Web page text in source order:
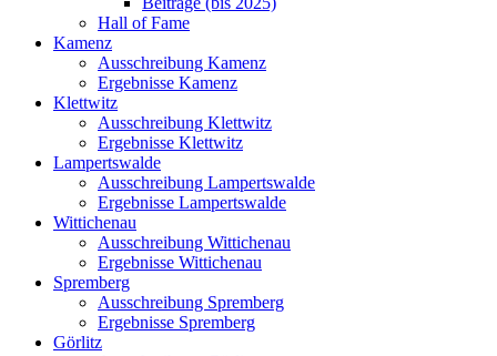
Hall of Fame
Kamenz
Ausschreibung Kamenz
Ergebnisse Kamenz
Klettwitz
Ausschreibung Klettwitz
Ergebnisse Klettwitz
Lampertswalde
Ausschreibung Lampertswalde
Ergebnisse Lampertswalde
Wittichenau
Ausschreibung Wittichenau
Ergebnisse Wittichenau
Spremberg
Ausschreibung Spremberg
Ergebnisse Spremberg
Görlitz